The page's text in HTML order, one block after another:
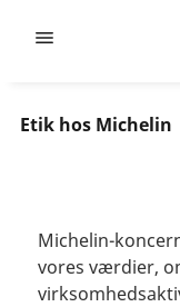
Etik hos Michelin
Michelin-
vores værdier,